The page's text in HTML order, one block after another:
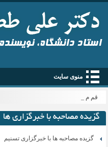
استاد دانشگاه،
منوی سایت
قم میزب_
گزیده مصاحبه با خبرگزاری ها
گزیده مصاحبه ها با خبرگزاری تسنیم